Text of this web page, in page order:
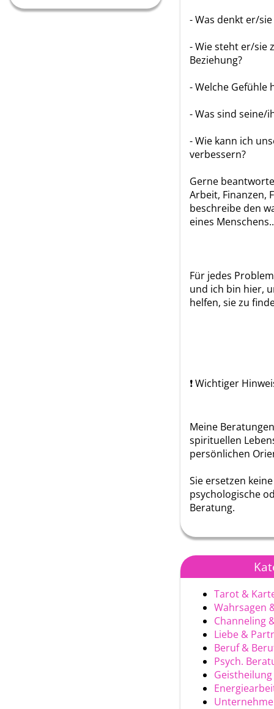
- Was denkt er/
- Wie steht er/sie
Beziehung?
- Welche Gefühle
- Was sind seine/
- Wie kann ich
verbessern?
Gerne
Arbeit, Finanzen,
beschreibe den
eines
Für jedes
und ich bin hier,
helfen, sie zu
❗ Wichtiger
Meine
spirituellen
persönlichen
Sie ersetzen
psychologische
Beratung.
Tarot &
Wahrsagen
Channeling
Liebe &
Beruf &
Psych.
Geistheilung